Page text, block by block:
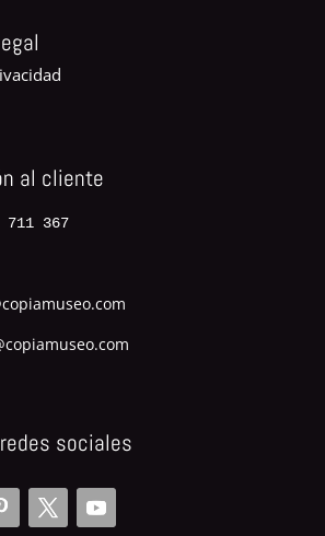
al cliente
711 367
sociales